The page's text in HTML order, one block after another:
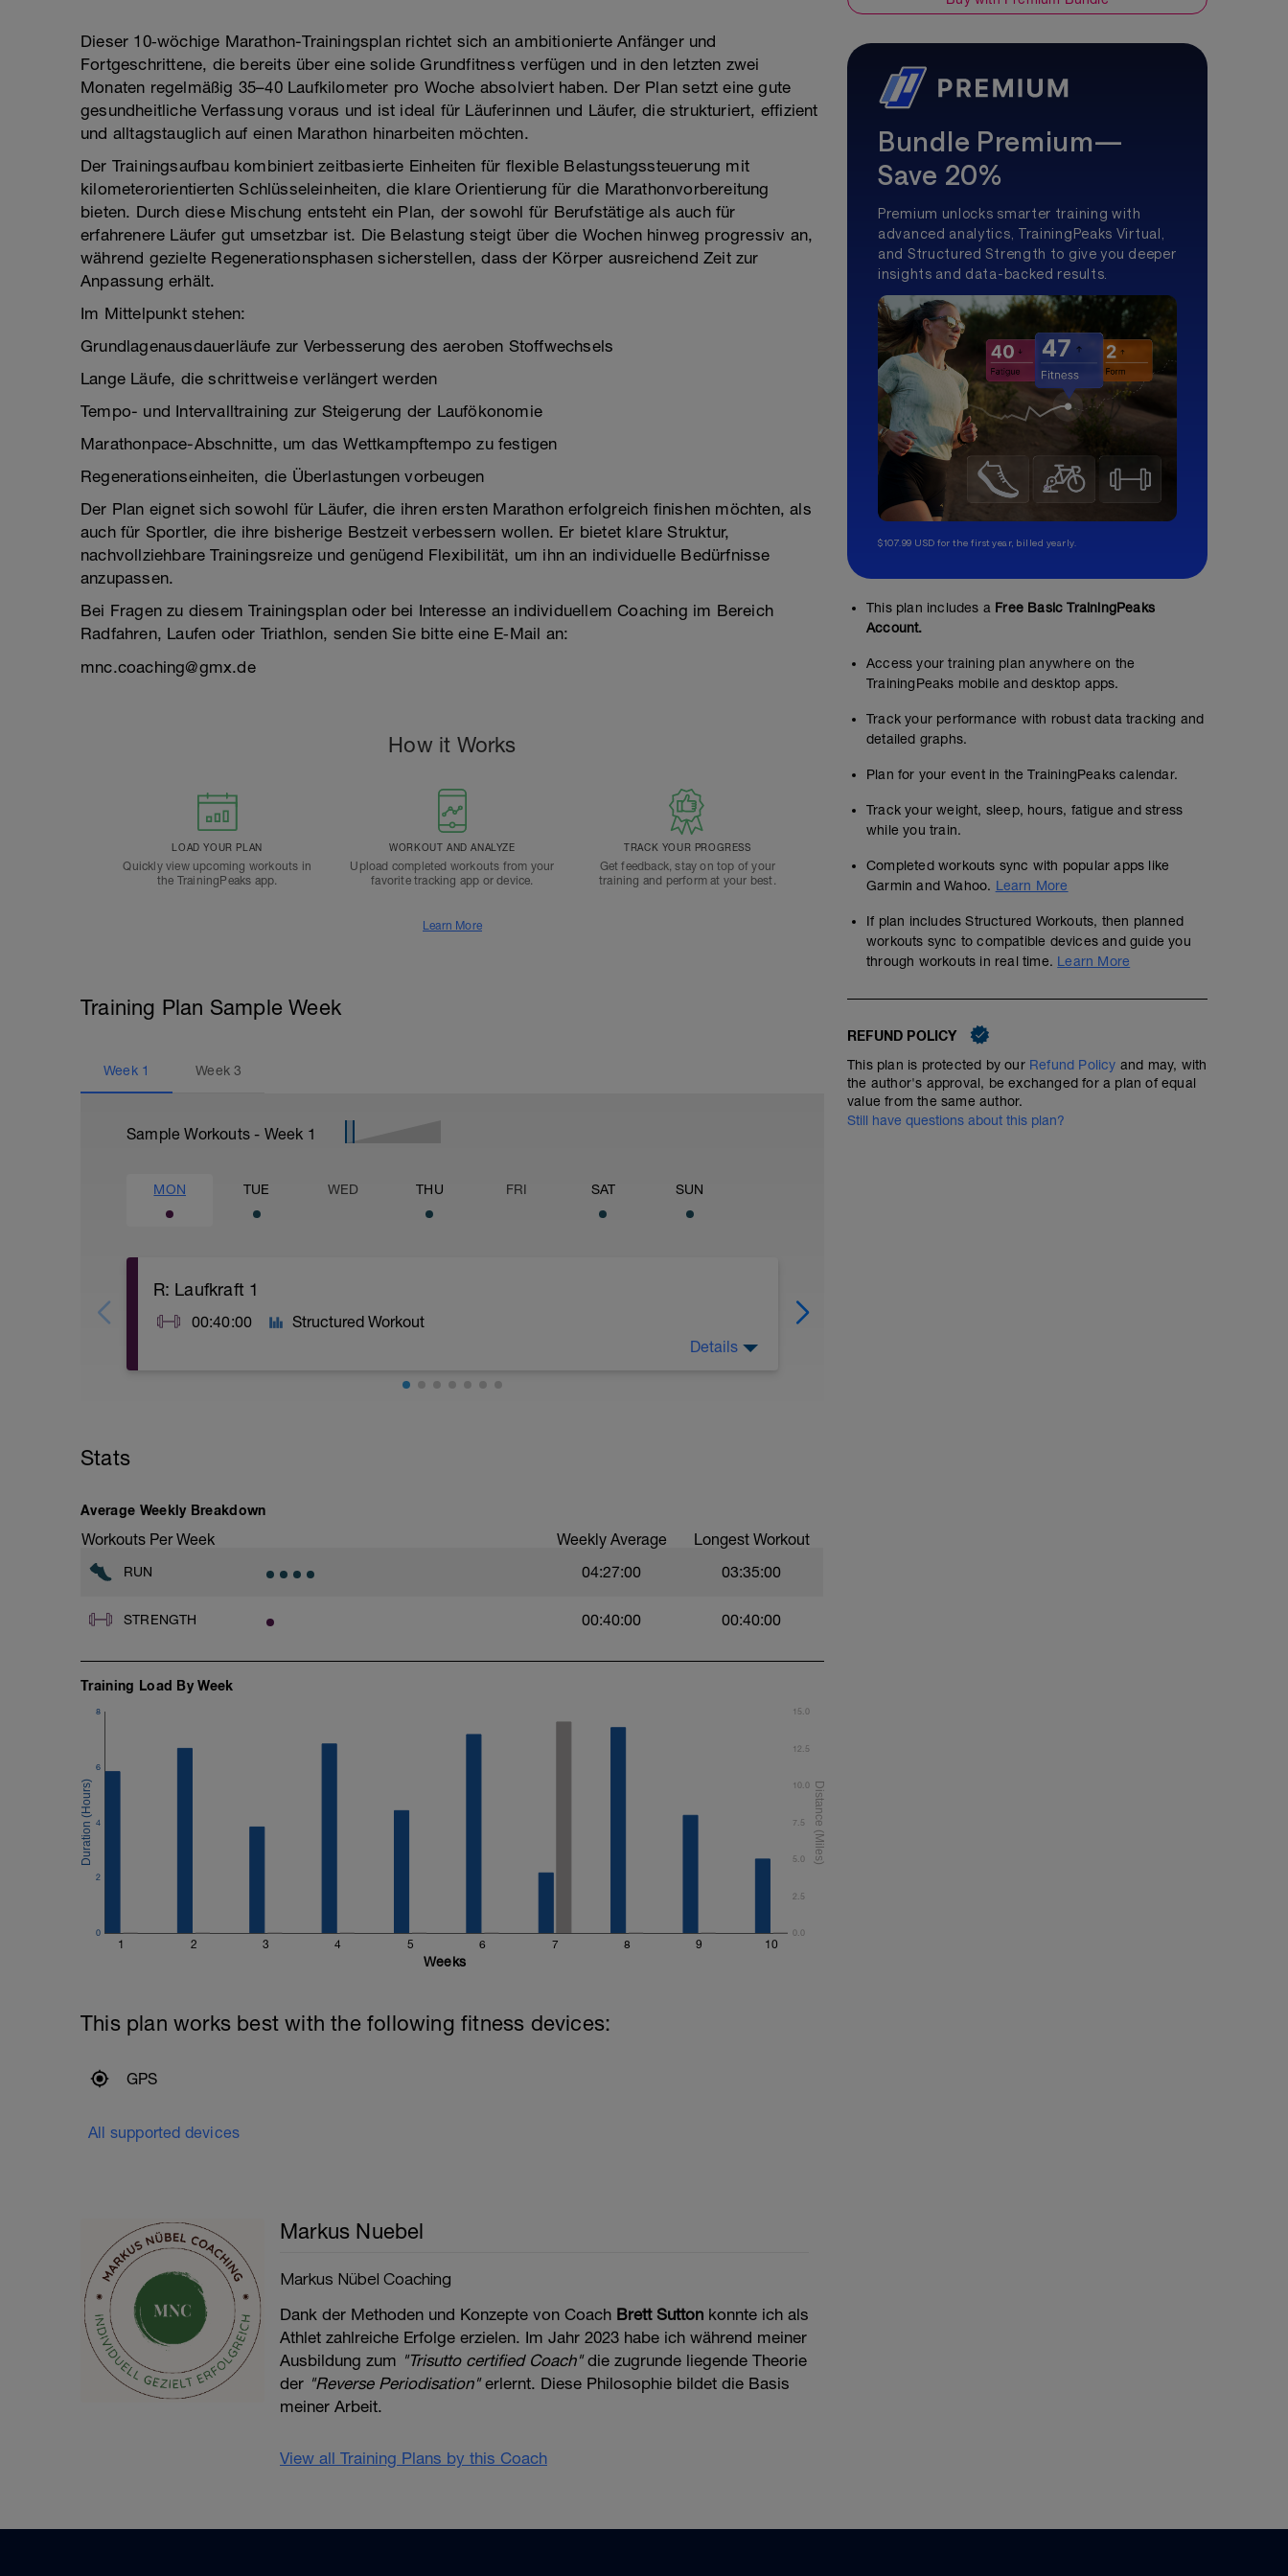
Dieser 10‑wöchige Marathon-Trainingsplan richtet sich an ambitionierte Anfänger und
Fortgeschrittene, die bereits über eine solide Grundfitness verfügen und in den letzten zwei
Monaten regelmäßig 35–40 Laufkilometer pro Woche absolviert haben. Der Plan setzt eine gute
gesundheitliche Verfassung voraus und ist ideal für Läuferinnen und Läufer, die strukturiert, effizient
und alltagstauglich auf einen Marathon hinarbeiten möchten.
Der Trainingsaufbau kombiniert zeitbasierte Einheiten für flexible Belastungssteuerung mit
kilometerorientierten Schlüsseleinheiten, die klare Orientierung für die Marathonvorbereitung
bieten. Durch diese Mischung entsteht ein Plan, der sowohl für Berufstätige als auch für
erfahrenere Läufer gut umsetzbar ist. Die Belastung steigt über die Wochen hinweg progressiv an,
während gezielte Regenerationsphasen sicherstellen, dass der Körper ausreichend Zeit zur
Anpassung erhält.
Im Mittelpunkt stehen:
Grundlagenausdauerläufe zur Verbesserung des aeroben Stoffwechsels
Lange Läufe, die schrittweise verlängert werden
Tempo- und Intervalltraining zur Steigerung der Laufökonomie
Marathonpace-Abschnitte, um das Wettkampftempo zu festigen
Regenerationseinheiten, die Überlastungen vorbeugen
Der Plan eignet sich sowohl für Läufer, die ihren ersten Marathon erfolgreich finishen möchten, als
auch für Sportler, die ihre bisherige Bestzeit verbessern wollen. Er bietet klare Struktur,
nachvollziehbare Trainingsreize und genügend Flexibilität, um ihn an individuelle Bedürfnisse
anzupassen.
Bei Fragen zu diesem Trainingsplan oder bei Interesse an individuellem Coaching im Bereich
Radfahren, Laufen oder Triathlon, senden Sie bitte eine E‑Mail an:
mnc.coaching@gmx.de
How it Works
LOAD YOUR PLAN
Quickly view upcoming workouts in
the TrainingPeaks app.
WORKOUT AND ANALYZE
Upload completed workouts from your
favorite tracking app or device.
TRACK YOUR PROGRESS
Get feedback, stay on top of your
training and perform at your best.
Learn More
Training Plan Sample Week
Week 1 Week3
Sample Workouts - Week 1
MON TUE WED THU FRI SAT SUN
R: Laufkraft 1
00:40:00 Structured Workout
G: Seated Leg Tuck
I: Push Up
Details
Stats
Average Weekly Breakdown
Workouts Per Week Weekly Average Longest Workout
RUN 04:27:00 03:35:00
STRENGTH 00:40:00 00:40:00
Training Load By Week
1 2 3 4 5 6 7 8 9 10
0
2
4
6
8
0.0
2.5
5.0
7.5
10.0
12.5
15.0
Weeks
This plan works best with the following fitness devices:
GPS
All supported devices
Markus Nuebel
Markus Nübel Coaching
Dank der Methoden und Konzepte von Coach Brett Sutton konnte ich als
Athlet zahlreiche Erfolge erzielen. Im Jahr 2023 habe ich während meiner
Ausbildung zum "Trisutto certified Coach"die zugrunde liegende Theorie
der "Reverse Periodisation"erlernt. Diese Philosophie bildet die Basis
meiner Arbeit.
View all Training Plans by this Coach
Bundle Premium—
Save 20%
Premium unlocks smarter training with
advanced analytics, TrainingPeaks Virtual,
and Structured Strength to give you deeper
insights and data-backed results.
$107.99 USD for the first year, billed yearly.
This plan includes a Free Basic TrainingPeaks
Account.
Access your training plan anywhere on the
TrainingPeaks mobile and desktop apps.
Track your performance with robust data tracking and
detailed graphs.
Plan for your event in the TrainingPeaks calendar.
Track your weight, sleep, hours, fatigue and stress
while you train.
Completed workouts sync with popular apps like
Garmin and Wahoo. Learn More
If plan includes Structured Workouts, then planned
workouts sync to compatible devices and guide you
through workouts in real time. Learn More
REFUND POLICY
This plan is protected by our Refund Policy and may, with
the author's approval, be exchanged for a plan of equal
value from the same author.
Still have questions about this plan?